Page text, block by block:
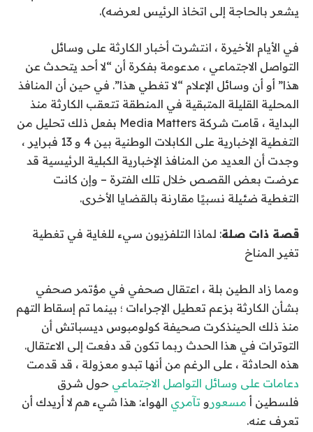
يشعر بالحاجة إلى اتخاذ الرئيس لعرضه).
في الأيام الأخيرة ، انتشرت أخبار الكارثة على وسائل
التواصل الاجتماعي ، مدعومة بفكرة أن “لا أحد يتحدث عن
هذا” أو أن وسائل الإعلام “لا تغطي هذا”. في حين أن المنافذ
المحلية القليلة المتبقية في المنطقة تتعقب الكارثة منذ
البداية ، قامت شركة Media Matters بفعل ذلك
تحليل من
التغطية الإخبارية على الكابلات الوطنية بين 4 و 13 فبراير ،
وجدت أن العديد من المنافذ الإخبارية الكبلية الرئيسية قد
عرضت بعض القصص خلال تلك الفترة – وإن كانت
التغطية ضئيلة نسبيًا مقارنة بالقضايا الأخرى.
قصة ذات صلة: لماذا التلفزيون سيء للغاية في تغطية
تغير المناخ
ومما زاد الطين بلة ، اعتقال صحفي في مؤتمر صحفي
بشأن الكارثة بزعم تعطيل الإجراءات ؛ بينما تم إسقاط التهم
منذ ذلك الحينذكرت صحيفة كولومبوس ديسباتش أن
التوترات في هذا الحدث ربما تكون قد دفعت إلى الاعتقال.
هذه الحادثة ، على الرغم من أنها تبدو معزولة ، قد قدمت
دعامات على وسائل التواصل الاجتماعي حول شرق
فلسطين أ مسعور و تآمري الهواء: هذا شيء هم لا أريدك أن
تعرف عنه.